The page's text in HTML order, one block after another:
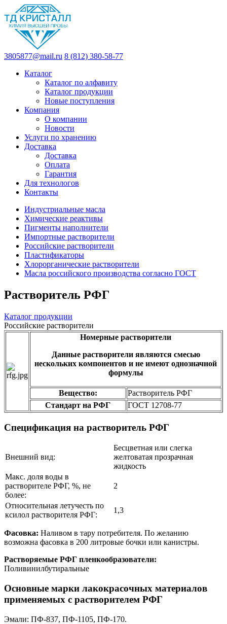
3805877@mail.ru 8 (812) 380-58-77
Каталог
Каталог по алфавиту
Каталог продукции
Новые поступления
Компания
О компании
Новости
Услуги по хранению
Доставка
Доставка
Оплата
Гарантия
Для технологов
Контакты
Индустриальные масла
Химические реактивы
Пигменты наполнители
Импортные растворители
Российские растворители
Пластификаторы
Хлорорганические растворители
Масла российского производства согласно ГОСТ
Растворитель РФГ
Каталог продукции
Российские растворители
Номерные растворители
Данные растворители являются смесью
нескольких компонентов и не имеют однозначной
формулы
Вещество:
Растворитель РФГ
Стандарт на РФГ
ГОСТ 12708-77
Спецификация на растворитель РФГ
Внешний вид:
Бесцветная или слегка
желтоватая прозрачная
жидкость
Макс. доля воды в
растворителе РФГ, %, не
более:
2
Относительная летучесть по
ксилол растворителя РФГ:
1,3
Фасовка: Наливом в тару потребителя. По желанию
возможна фасовка в 200 литровые бочки или канистры.
Растворяемые РФГ пленкообразователи:
Поливинилбутиральные
Основные марки лакокрасочных материалов
применяемых с растворителем РФГ
Эмали: ПФ-837, ПФ-1105, ПФ-170.